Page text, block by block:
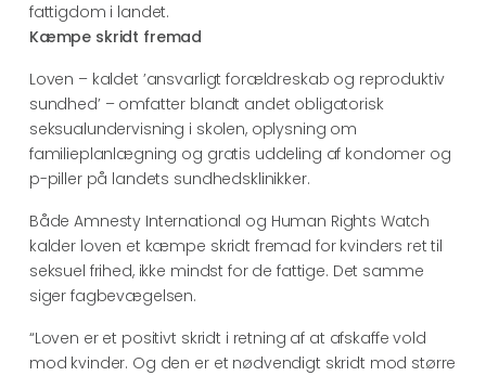
fattigdom i landet.
Kæmpe skridt fremad
Loven – kaldet ’ansvarligt forældreskab og reproduktiv
sundhed’ – omfatter blandt andet obligatorisk
seksualundervisning i skolen, oplysning om
familieplanlægning og gratis uddeling af kondomer og
p-piller på landets sundhedsklinikker.
Både Amnesty International og Human Rights Watch
kalder loven et kæmpe skridt fremad for kvinders ret til
seksuel frihed, ikke mindst for de fattige. Det samme
siger fagbevægelsen.
“Loven er et positivt skridt i retning af at afskaffe vold
mod kvinder. Og den er et nødvendigt skridt mod større